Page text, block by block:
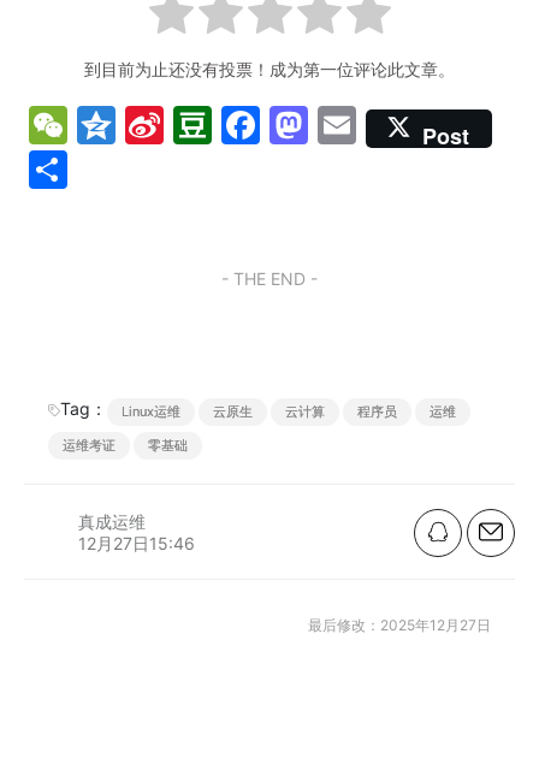
到目前为止还没有投票！成为第一位评论此文章。
W Q
Si D
a
F
b
M
d
E
m
Post
- THE END -
Tag： Linux运维 云原生 云计算 程序员
运维
运维考证
零基础
真成运维
12月27日15:46
最后修改：2025年12月27日